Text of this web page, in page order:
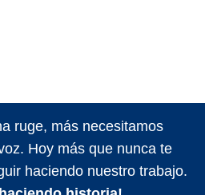
ruge, más necesitamos
Hoy más que nunca te
haciendo nuestro trabajo.